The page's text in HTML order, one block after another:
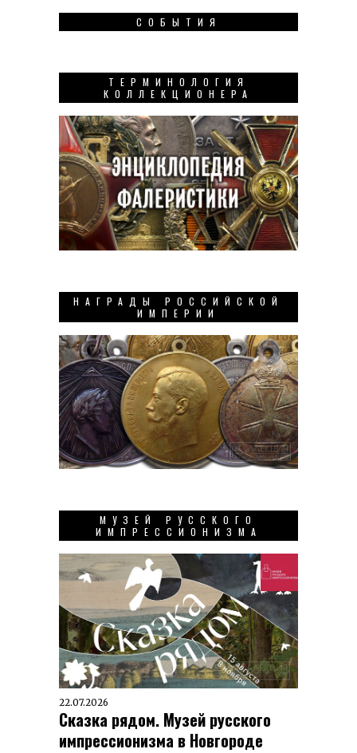
СОБЫТИЯ
ТЕРМИНОЛОГИЯ
КОЛЛЕКЦИОНЕРА
НАГРАДЫ РОССИЙСКОЙ
ИМПЕРИИ
МУЗЕЙ РУССКОГО
ИМПРЕССИОНИЗМА
22.07.2026
Сказка рядом. Музей русского
импрессионизма в Новгороде